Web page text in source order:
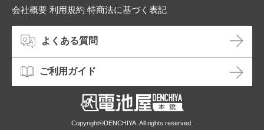
会社概要 利用規約 特商法に基づく表記
よくある質問
ご利用ガイド
Copyright©DENCHIYA. All rights reserved.